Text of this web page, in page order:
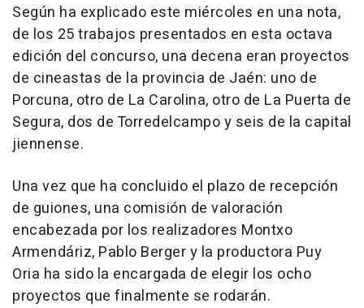
Según ha explicado este miércoles en una nota,
de los 25 trabajos presentados en esta octava
edición del concurso, una decena eran proyectos
de cineastas de la provincia de Jaén: uno de
Porcuna, otro de La Carolina, otro de La Puerta de
Segura, dos de Torredelcampo y seis de la capital
jiennense.
Una vez que ha concluido el plazo de recepción
de guiones, una comisión de valoración
encabezada por los realizadores Montxo
Armendáriz, Pablo Berger y la productora Puy
Oria ha sido la encargada de elegir los ocho
proyectos que finalmente se rodarán.